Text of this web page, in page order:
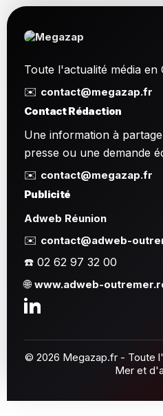
Toute l'actualité média
✉️ contact@megazap.fr
Contact Rédaction
Une information à
presse ou une demande
✉️ contact@megazap.fr
Publicité
Adweb Réunion
✉️ contact@adweb-
☎️ 02 62 97 32 00
🌐www.adweb-
© 2026 Megazap.fr - Toute
Mer et